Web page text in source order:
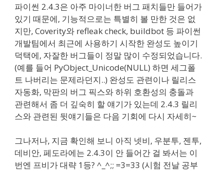
파이썬 2.4.3은 아주 마이너한 버그 패치들만 들어가
있기 때문에, 기능적으로는 특별히 볼 만한 것은 없
지만, Coverity와 refleak check, buildbot 등 파이썬
개발팀에서 최근에 사용하기 시작한 완성도 높이기
덕택에, 자잘한 버그들이 정말 많이 수정되었습니다.
(예를 들어 PyObject_Unicode(NULL) 하면 세그폴
트 나버리는 문제라던지..) 완성도 관련이나 릴리스
자동화, 막판의 버그 픽스와 하위 호환성의 충돌과
관련해서 좀 더 깊숙히 할 얘기가 있는데 2.4.3 릴리
스와 관련된 뒷얘기들은 다음 기회에 다시 자세히~
그나저나, 지금 확인해 보니 아직 넷비, 우분투, 젠투,
데비안, 페도라에는 2.4.3이 안 들어간 걸 봐서는 이
번엔 프비가 대략 1등? ^_^;; =3=33 (시험 전날 공부